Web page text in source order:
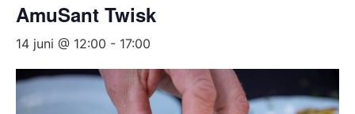
AmuSant Twisk
14 juni @ 12:00 - 17:00